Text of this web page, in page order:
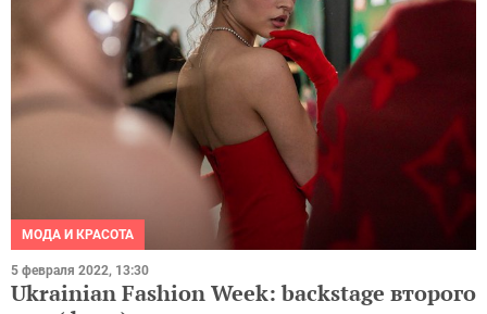
МОДА И КРАСОТА
5 февраля 2022, 13:30
Ukrainian Fashion Week: backstage второго